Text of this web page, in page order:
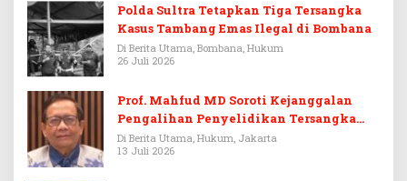
Polda Sultra Tetapkan Tiga Tersangka
Kasus Tambang Emas Ilegal di Bombana
Di Berita Utama, Bombana, Hukum
26 Juli 2026
Prof. Mahfud MD Soroti Kejanggalan
Pengalihan Penyelidikan Tersangka
Febrie Adriansyah
Di Berita Utama, Hukum, Jakarta
13 Juli 2026